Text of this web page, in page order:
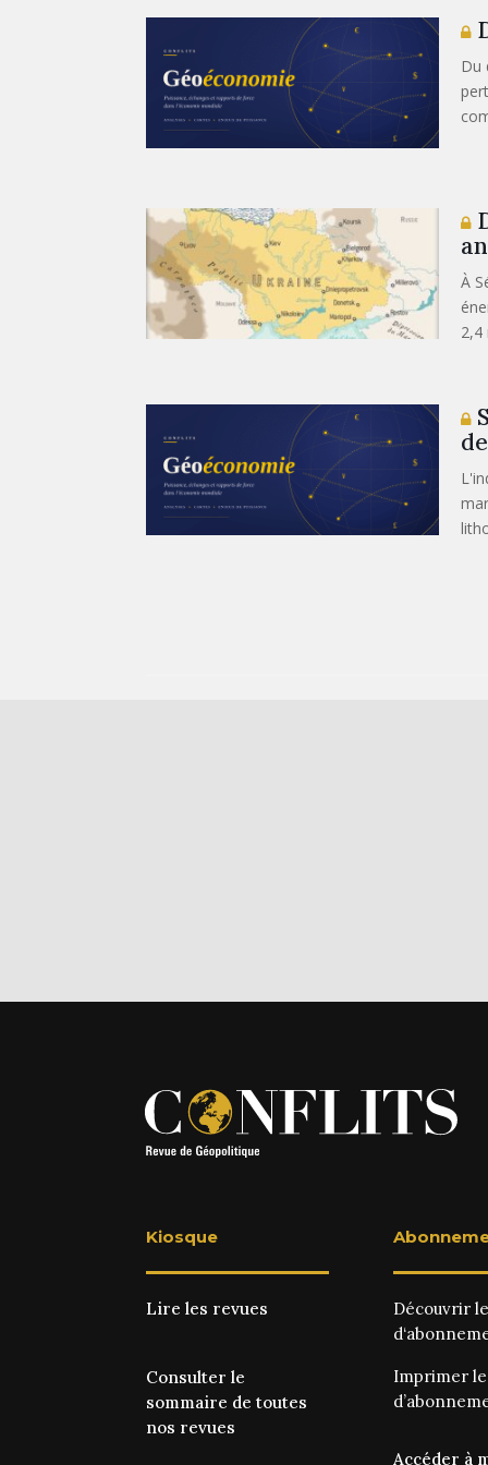
Du
À
2,4
Kiosque
Lire les revues
Consulter le
sommaire de toutes
nos revues
Découvrir
Imprimer
Accéder à